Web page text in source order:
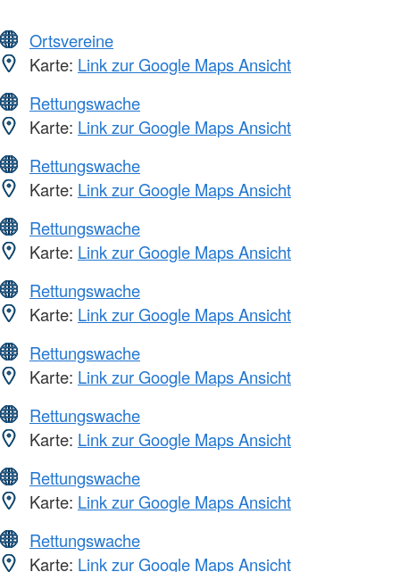
Ortsvereine
Karte: Link zur Google Maps Ansicht
Rettungswache
Karte: Link zur Google Maps Ansicht
Rettungswache
Karte: Link zur Google Maps Ansicht
Rettungswache
Karte: Link zur Google Maps Ansicht
Rettungswache
Karte: Link zur Google Maps Ansicht
Rettungswache
Karte: Link zur Google Maps Ansicht
Rettungswache
Karte: Link zur Google Maps Ansicht
Rettungswache
Karte: Link zur Google Maps Ansicht
Rettungswache
Karte: Link zur Google Maps Ansicht